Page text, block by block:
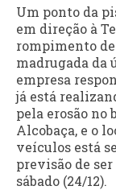
Um ponto da
em direção à
rompimento
madrugada da
empresa
já está
pela erosão no
Alcobaça, e o
veículos está
previsão de
sábado (24/12).